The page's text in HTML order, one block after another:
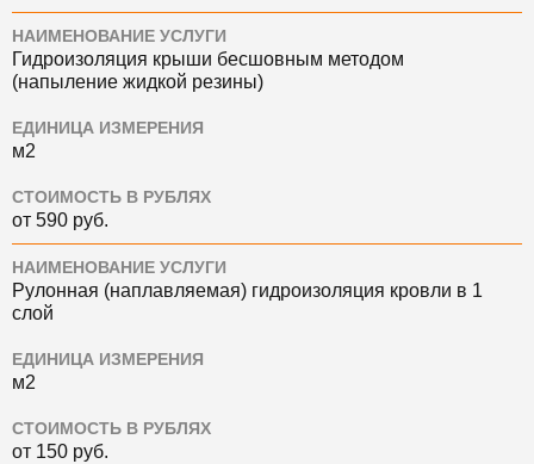
НАИМЕНОВАНИЕ УСЛУГИ
Гидроизоляция крыши бесшовным методом
(напыление жидкой резины)
ЕДИНИЦА ИЗМЕРЕНИЯ
м2
СТОИМОСТЬ В РУБЛЯХ
от 590 руб.
НАИМЕНОВАНИЕ УСЛУГИ
Рулонная (наплавляемая) гидроизоляция кровли в 1
слой
ЕДИНИЦА ИЗМЕРЕНИЯ
м2
СТОИМОСТЬ В РУБЛЯХ
от 150 руб.